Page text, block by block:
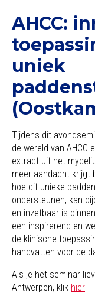
AHCC:
uniek
Tijdens dit
de wereld van AHCC
extract uit het
meer aandacht krijgt
hoe dit unieke
ondersteunen, kan
en inzetbaar is
een inspirerend en
de klinische
handvatten voor de
Als je het seminar
Antwerpen, klik hier